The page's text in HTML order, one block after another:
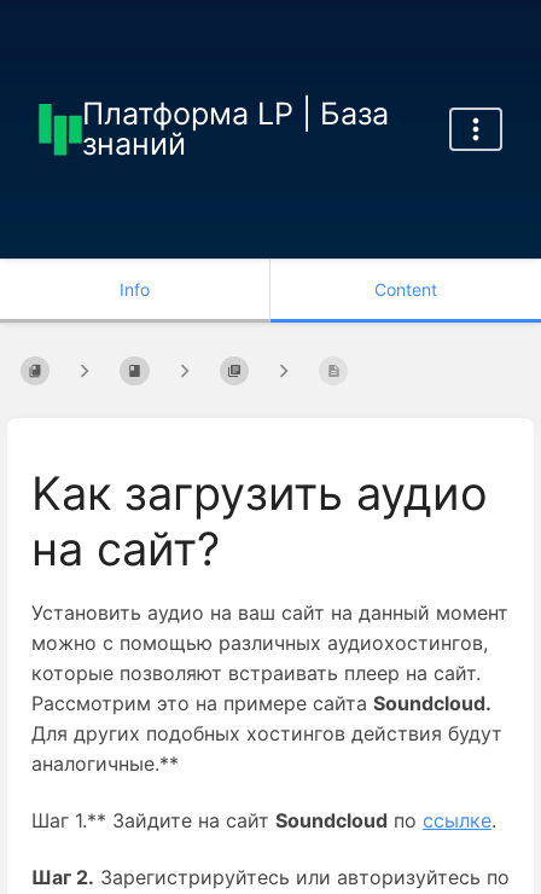
Платформа LP | База
знаний
Info Content
Kак загрузить аудио
на сайт?
Установить аудио на ваш сайт на данный момент
можно с помощью различных аудиохостингов,
которые позволяют встраивать плеер на сайт.
Рассмотрим это на примере сайта Soundcloud.
Для других подобных хостингов действия будут
аналогичные.**
Шаг 1.** Зайдите на сайт Soundcloud по ссылке.
Шаг 2. Зарегистрируйтесь или авторизуйтесь по